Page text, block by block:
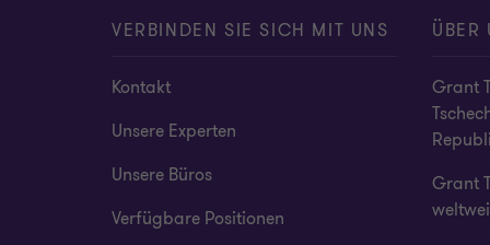
VERBINDEN SIE SICH MIT UNS
Kontakt
Unsere Experten
Unsere Büros
Verfügbare Positionen
ÜBER
Grant
Grant